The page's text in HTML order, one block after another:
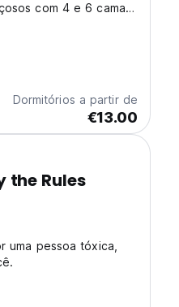
com 4 e 6 camas,
compartilhado em
Dormitórios a partir de
€13.00
the Rules
uma pessoa tóxica,